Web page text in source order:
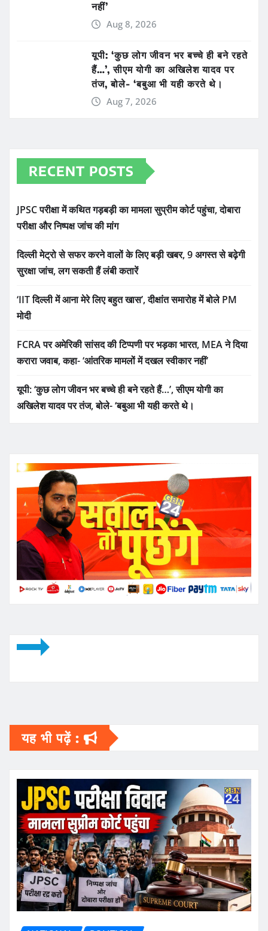
नहीं’
Aug 8, 2026
यूपी: ‘कुछ लोग जीवन भर बच्चे ही बने रहते
हैं…’, सीएम योगी का अखिलेश यादव पर
तंज, बोले- ‘बबुआ भी यही करते थे।
Aug 7, 2026
RECENT POSTS
JPSC परीक्षा में कथित गड़बड़ी का मामला सुप्रीम कोर्ट पहुंचा, दोबारा
परीक्षा और निष्पक्ष जांच की मांग
दिल्ली मेट्रो से सफर करने वालों के लिए बड़ी खबर, 9 अगस्त से बढ़ेगी
सुरक्षा जांच, लग सकती हैं लंबी कतारें
‘IIT दिल्ली में आना मेरे लिए बहुत खास’, दीक्षांत समारोह में बोले PM
मोदी
FCRA पर अमेरिकी सांसद की टिप्पणी पर भड़का भारत, MEA ने दिया
करारा जवाब, कहा- ‘आंतरिक मामलों में दखल स्वीकार नहीं’
यूपी: ‘कुछ लोग जीवन भर बच्चे ही बने रहते हैं…’, सीएम योगी का
अखिलेश यादव पर तंज, बोले- ‘बबुआ भी यही करते थे।
यह भी पढ़ें :